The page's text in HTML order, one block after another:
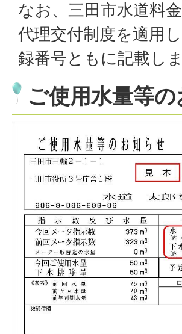
なお、三田市水道料
代理交付制度を適用
録番号ともに記載しま
ご使用水量等